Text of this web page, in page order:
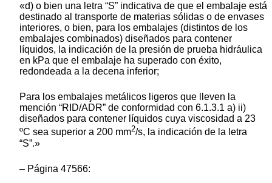
«d) o bien una letra “S” indicativa de que el embalaje está
destinado al transporte de materias sólidas o de envases
interiores, o bien, para los embalajes (distintos de los
embalajes combinados) diseñados para contener
líquidos, la indicación de la presión de prueba hidráulica
en kPa que el embalaje ha superado con éxito,
redondeada a la decena inferior;
Para los embalajes metálicos ligeros que lleven la
mención “RID/ADR” de conformidad con 6.1.3.1 a) ii)
diseñados para contener líquidos cuya viscosidad a 23
ºC sea superior a 200 mm2/s, la indicación de la letra
“S”.»
– Página 47566: